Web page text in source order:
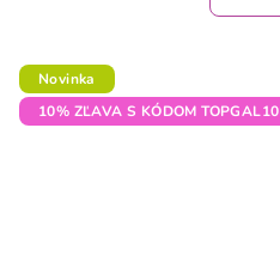
Novinka
10% ZĽAVA S KÓDOM TOPGAL10